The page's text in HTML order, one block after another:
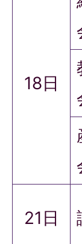
18日
21日